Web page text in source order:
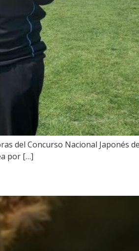
del Concurso Nacional Japonés
por […]